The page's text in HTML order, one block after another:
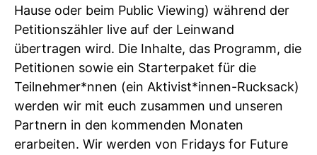
Hause oder beim Public Viewing) während der
Petitionszähler live auf der Leinwand
übertragen wird. Die Inhalte, das Programm, die
Petitionen sowie ein Starterpaket für die
Teilnehmer*nnen (ein Aktivist*innen-Rucksack)
werden wir mit euch zusammen und unseren
Partnern in den kommenden Monaten
erarbeiten. Wir werden von Fridays for Future